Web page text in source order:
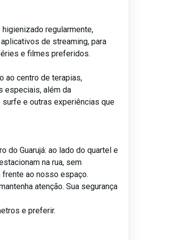
regularmente,
de streaming, para
e filmes preferidos.
ao centro de terapias,
especiais, além da
e outras experiências que
do Guarujá: ao lado do quartel e
na rua, sem
frente ao nosso espaço.
atenção. Sua segurança
e preferir.